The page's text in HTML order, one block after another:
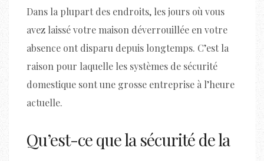
Dans la plupart des endroits, les jours où vous
avez laissé votre maison déverrouillée en votre
absence ont disparu depuis longtemps. C’est la
raison pour laquelle les systèmes de sécurité
domestique sont une grosse entreprise à l’heure
actuelle.
Qu’est-ce que la sécurité de la